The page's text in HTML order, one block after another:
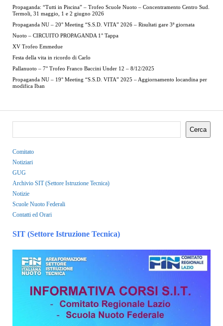
Propaganda: “Tutti in Piscina” – Trofeo Scuole Nuoto – Concentramento Centro Sud.
Termoli, 31 maggio, 1 e 2 giugno 2026
Propaganda NU – 20° Meeting “S.S.D. VITA” 2026 – Risultati gare 3ª giornata
Nuoto – CIRCUITO PROPAGANDA 1° Tappa
XV Trofeo Emmedue
Festa della vita in ricordo di Carlo
Pallanuoto – 7° Trofeo Franco Baccini Under 12 – 8/12/2025
Propaganda NU – 19° Meeting “S.S.D. VITA” 2025 – Aggiornamento locandina per
modifica Iban
Cerca
Comitato
Notiziari
GUG
Archivio SIT (Settore Istruzione Tecnica)
Notizie
Scuole Nuoto Federali
Contatti ed Orari
SIT (Settore Istruzione Tecnica)